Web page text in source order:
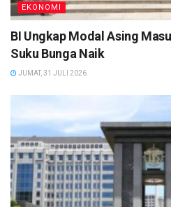
EKONOMI
BI Ungkap Modal Asing
Suku Bunga Naik
JUMAT, 31 JULI 2026